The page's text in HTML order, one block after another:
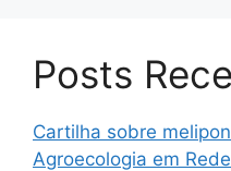
Posts
Cartilha sobre
Agroecologia em